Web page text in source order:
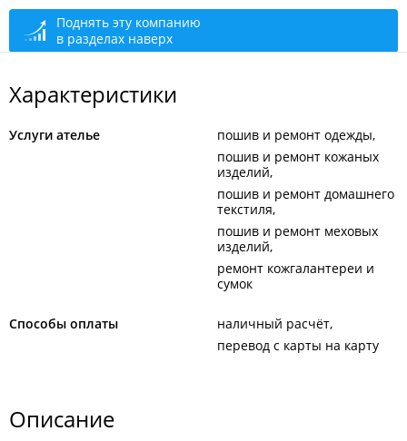
+7 950 291-75-46
сегодня закрыто
Поднять эту компанию
в разделах наверх
Характеристики
Услуги ателье
пошив и ремонт одежды
пошив и ремонт кожаных
изделий
пошив и ремонт домашнего
текстиля
пошив и ремонт меховых
изделий
ремонт кожгалантереи и
сумок
Способы оплаты
наличный расчёт
перевод с карты на карту
Описание